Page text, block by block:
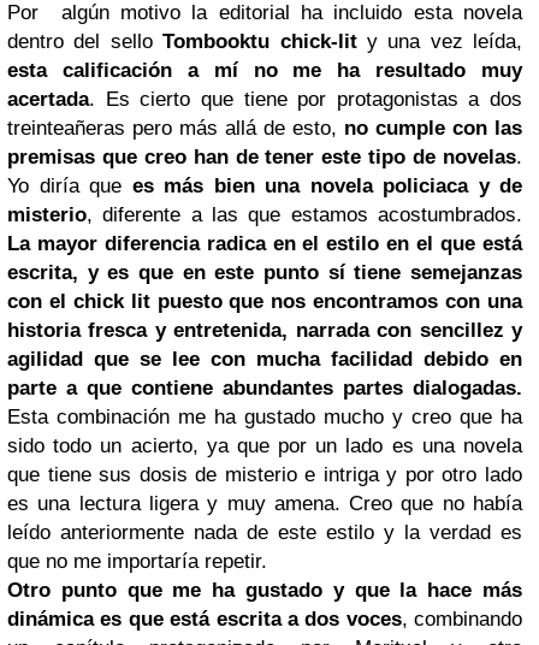
Por algún motivo la editorial ha incluido esta novela
dentro del selloTombooktu chick-lity una vez leída,
esta calificación a mí no me ha resultado muy
acertada. Es cierto que tiene por protagonistas a dos
treinteañeras pero más allá de esto, no cumple con las
premisas que creo han de tener este tipo de novelas.
Yo diría que es más bien una novela policiaca y de
misterio, diferente a las que estamos acostumbrados.
La mayor diferencia radica en el estilo en el que está
escrita, y es que en este punto sí tiene semejanzas
con el chick lit puesto que nos encontramos con una
historia fresca y entretenida, narrada con sencillez y
agilidad que se lee con mucha facilidad debido en
parte a que contiene abundantes partes dialogadas.
Esta combinación me ha gustado mucho y creo que ha
sido todo un acierto, ya que por un lado es una novela
que tiene sus dosis de misterio e intriga y por otro lado
es una lectura ligera y muy amena. Creo que no había
leído anteriormente nada de este estilo y la verdad es
que no me importaría repetir.
Otro punto que me ha gustado y que la hace más
dinámica es que está escrita a dos voces, combinando